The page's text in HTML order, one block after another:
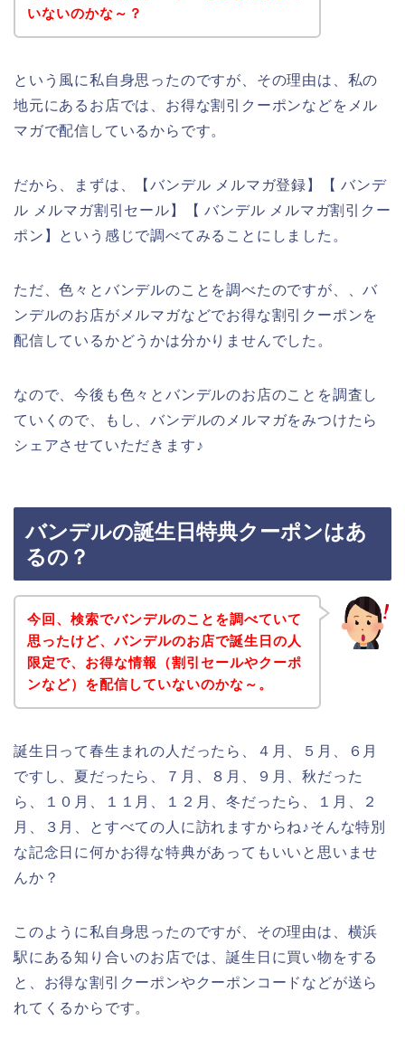
いないのかな～？
という風に私自身思ったのですが、その理由は、私の
地元にあるお店では、お得な割引クーポンなどをメル
マガで配信しているからです。
だから、まずは、【バンデル メルマガ登録】【 バンデ
ル メルマガ割引セール】【 バンデル メルマガ割引クー
ポン】という感じで調べてみることにしました。
ただ、色々とバンデルのことを調べたのですが、、バ
ンデルのお店がメルマガなどでお得な割引クーポンを
配信しているかどうかは分かりませんでした。
なので、今後も色々とバンデルのお店のことを調査し
ていくので、もし、バンデルのメルマガをみつけたら
シェアさせていただきます♪
バンデルの誕生日特典クーポンはあ
るの？
今回、検索でバンデルのことを調べていて
思ったけど、バンデルのお店で誕生日の人
限定で、お得な情報（割引セールやクーポ
ンなど）を配信していないのかな～。
誕生日って春生まれの人だったら、４月、５月、６月
ですし、夏だったら、７月、８月、９月、秋だった
ら、１０月、１１月、１２月、冬だったら、１月、２
月、３月、とすべての人に訪れますからね♪そんな特別
な記念日に何かお得な特典があってもいいと思いませ
んか？
このように私自身思ったのですが、その理由は、横浜
駅にある知り合いのお店では、誕生日に買い物をする
と、お得な割引クーポンやクーポンコードなどが送ら
れてくるからです。